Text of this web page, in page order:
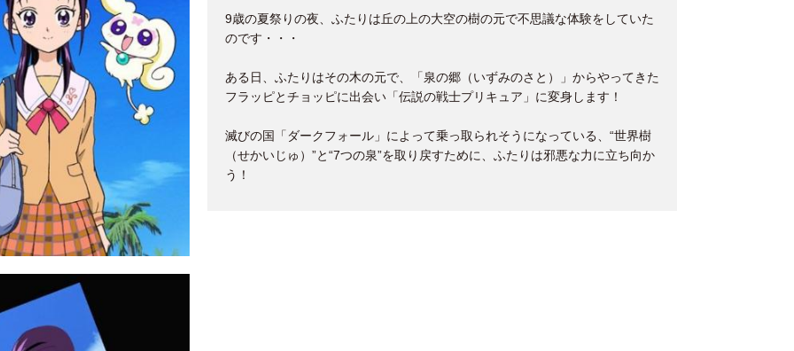
9歳の夏祭りの夜、ふたりは丘の上の大空の樹の元で不思議な体験をしていた
のです・・・
ある日、ふたりはその木の元で、「泉の郷（いずみのさと）」からやってきた
フラッピとチョッピに出会い「伝説の戦士プリキュア」に変身します！
滅びの国「ダークフォール」によって乗っ取られそうになっている、“世界樹
（せかいじゅ）”と“7つの泉”を取り戻すために、ふたりは邪悪な力に立ち向か
う！